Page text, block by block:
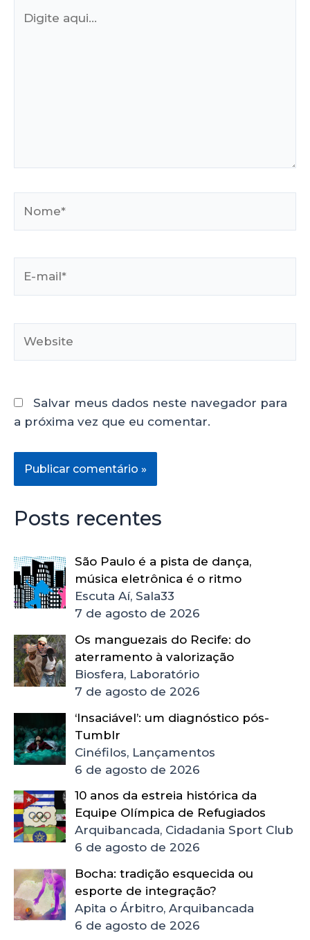
Salvar meus dados neste navegador para
a próxima vez que eu comentar.
Posts recentes
São Paulo é a pista de dança,
música eletrônica é o ritmo
Escuta Aí, Sala33
7 de agosto de 2026
Os manguezais do Recife: do
aterramento à valorização
Biosfera, Laboratório
7 de agosto de 2026
‘Insaciável’: um diagnóstico pós-
Tumblr
Cinéfilos, Lançamentos
6 de agosto de 2026
10 anos da estreia histórica da
Equipe Olímpica de Refugiados
Arquibancada, Cidadania Sport Club
6 de agosto de 2026
Bocha: tradição esquecida ou
esporte de integração?
Apita o Árbitro, Arquibancada
6 de agosto de 2026